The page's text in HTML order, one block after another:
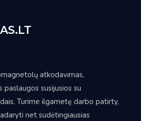
atkodavimas,
paslaugos susijusios su
Turime ilgametę darbo patirty,
net sudėtingiausias